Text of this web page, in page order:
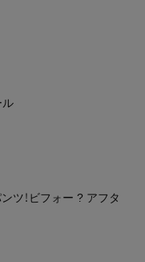
ル
ツ！ビフォー ? アフタ